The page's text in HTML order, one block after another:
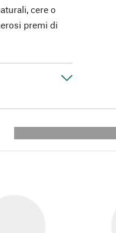
cere o
premi di